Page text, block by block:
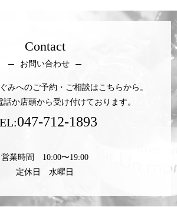
Contact
お問い合わせ
みへのご予約・ご相談はこちらから。
話か店頭から受け付けております。
047-712-1893
営業時間 10:00〜19:00
定休日 水曜日